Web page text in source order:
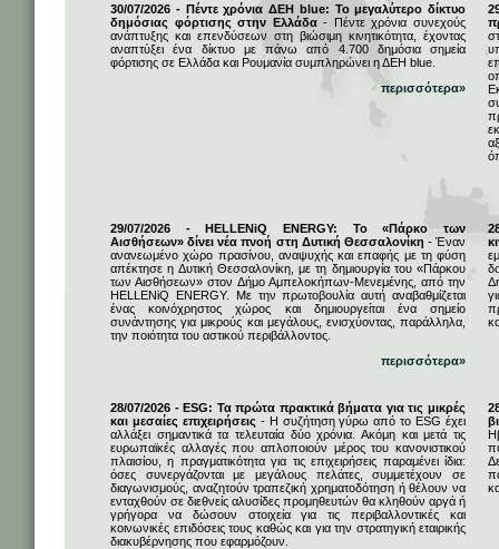
30/07/2026 - Πέντε χρόνια ΔΕΗ blue: Το μεγαλύτερο δίκτυο
δημόσιας φόρτισης στην Ελλάδα- Πέντε χρόνια συνεχούς
ανάπτυξης και επενδύσεων στη βιώσιμη κινητικότητα, έχοντας
αναπτύξει ένα δίκτυο με πάνω από 4.700 δημόσια σημεία
φόρτισης σε Ελλάδα και Ρουμανία συμπληρώνει η ΔΕΗ blue.
περισσότερα»
29/07/2026 - HELLENiQ ENERGY: Το «Πάρκο των
Αισθήσεων» δίνει νέα πνοή στη Δυτική Θεσσαλονίκη - Έναν
ανανεωμένο χώρο πρασίνου, αναψυχής και επαφής με τη φύση
απέκτησε η Δυτική Θεσσαλονίκη, με τη δημιουργία του «Πάρκου
των Αισθήσεων» στον Δήμο Αμπελοκήπων-Μενεμένης, από την
HELLENiQ ENERGY. Με την πρωτοβουλία αυτή αναβαθμίζεται
ένας κοινόχρηστος χώρος και δημιουργείται ένα σημείο
συνάντησης για μικρούς και μεγάλους, ενισχύοντας, παράλληλα,
την ποιότητα του αστικού περιβάλλοντος.
περισσότερα»
28/07/2026 - ESG: Τα πρώτα πρακτικά βήματα για τις μικρές
και μεσαίες επιχειρήσεις - Η συζήτηση γύρω από το ESG έχει
αλλάξει σημαντικά τα τελευταία δύο χρόνια. Ακόμη και μετά τις
ευρωπαϊκές αλλαγές που απλοποιούν μέρος του κανονιστικού
πλαισίου, η πραγματικότητα για τις επιχειρήσεις παραμένει ίδια:
όσες συνεργάζονται με μεγάλους πελάτες, συμμετέχουν σε
διαγωνισμούς, αναζητούν τραπεζική χρηματοδότηση ή θέλουν να
ενταχθούν σε διεθνείς αλυσίδες προμηθευτών θα κληθούν αργά ή
γρήγορα να δώσουν στοιχεία για τις περιβαλλοντικές και
κοινωνικές επιδόσεις τους καθώς και για την στρατηγική εταιρικής
διακυβέρνησης που εφαρμόζουν.